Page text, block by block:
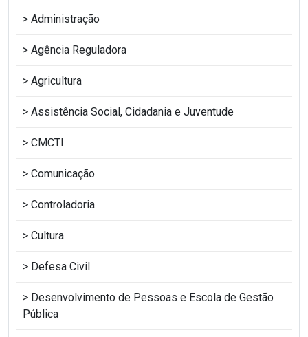
Administração
Agência Reguladora
Agricultura
Assistência Social, Cidadania e Juventude
CMCTI
Comunicação
Controladoria
Cultura
Defesa Civil
Desenvolvimento de Pessoas e Escola de Gestão
Pública